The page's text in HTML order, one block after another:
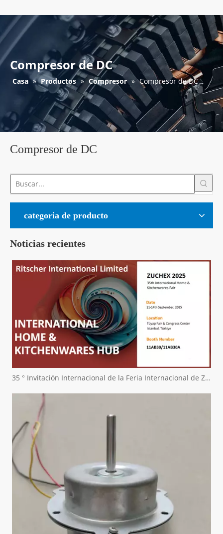
Compresor de DC
Casa » Productos » Compresor » Compresor de DC
Compresor de DC
categoria de producto
Noticias recientes
35 ° Invitación Internacional de la Feria Internacional de Zuchex Home & Kitchenwares - Ritscher International Limited